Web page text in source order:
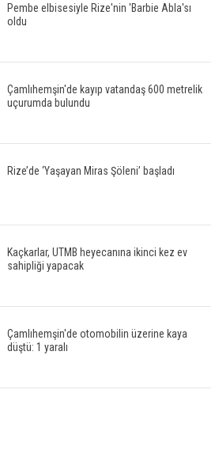
Pembe elbisesiyle Rize'nin 'Barbie Abla'sı
oldu
Çamlıhemşin'de kayıp vatandaş 600 metrelik
uçurumda bulundu
Rize’de ‘Yaşayan Miras Şöleni’ başladı
Kaçkarlar, UTMB heyecanına ikinci kez ev
sahipliği yapacak
Çamlıhemşin'de otomobilin üzerine kaya
düştü: 1 yaralı